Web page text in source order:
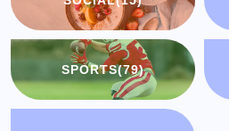
SPORTS(79)